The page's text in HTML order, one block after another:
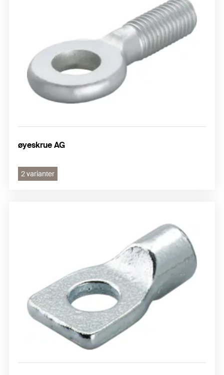
øyeskrue AG
2 varianter